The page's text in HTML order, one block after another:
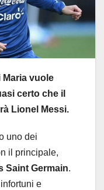
Maria vuole
certo che il
Lionel Messi.
uno dei
il principale,
Saint Germain.
e